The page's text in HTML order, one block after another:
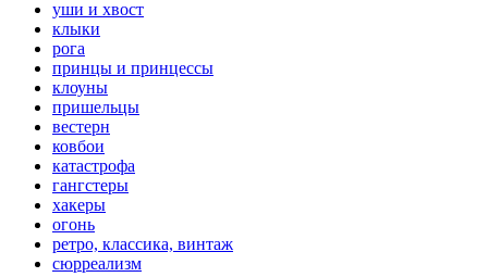
уши и хвост
клыки
рога
принцы и принцессы
клоуны
пришельцы
вестерн
ковбои
катастрофа
гангстеры
хакеры
огонь
ретро, классика, винтаж
сюрреализм